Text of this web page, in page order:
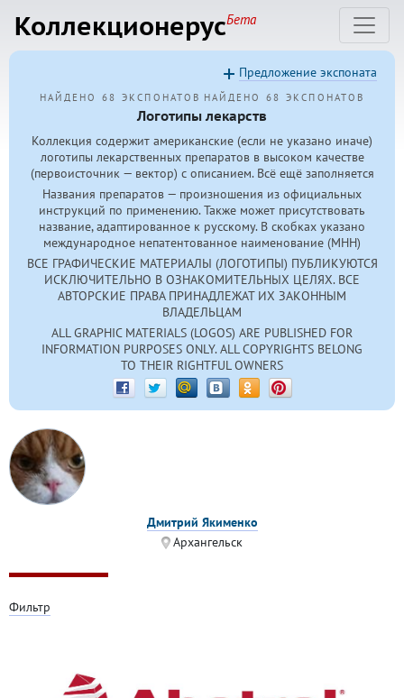
КоллекционерусБета
НАЙДЕНО 68 ЭКСПОНАТОВ НАЙДЕНО 68 ЭКСПОНАТОВ
Логотипы лекарств
Коллекция содержит американские (если не указано иначе)
логотипы лекарственных препаратов в высоком качестве
(первоисточник — вектор) с описанием. Всё ещё заполняется
Названия препаратов — произношения из официальных
инструкций по применению. Также может присутствовать
название, адаптированное к русскому. В скобках указано
международное непатентованное наименование (МНН)
ВСЕ ГРАФИЧЕСКИЕ МАТЕРИАЛЫ (ЛОГОТИПЫ) ПУБЛИКУЮТСЯ
ИСКЛЮЧИТЕЛЬНО В ОЗНАКОМИТЕЛЬНЫХ ЦЕЛЯХ. ВСЕ
АВТОРСКИЕ ПРАВА ПРИНАДЛЕЖАТ ИХ ЗАКОННЫМ
ВЛАДЕЛЬЦАМ
ALL GRAPHIC MATERIALS (LOGOS) ARE PUBLISHED FOR
INFORMATION PURPOSES ONLY. ALL COPYRIGHTS BELONG
TO THEIR RIGHTFUL OWNERS
Предложение экспоната
Дмитрий Якименко
Архангельск
Фильтр